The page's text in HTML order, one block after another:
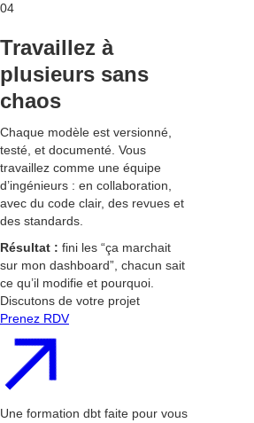
04
Travaillez à
plusieurs sans
chaos
Chaque modèle est versionné,
testé, et documenté. Vous
travaillez comme une équipe
d’ingénieurs : en collaboration,
avec du code clair, des revues et
des standards.
Résultat : fini les “ça marchait
sur mon dashboard”, chacun sait
ce qu’il modifie et pourquoi.
Discutons de votre projet
Prenez RDV
Une formation dbt faite pour vous